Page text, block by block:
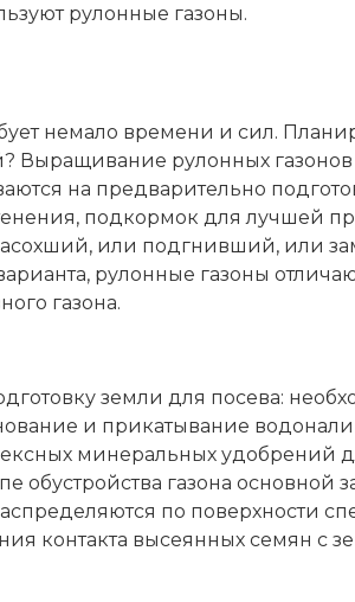
рулонные газоны.
немало времени и сил.
Выращивание рулонных
на предварительно
подкормок для лучшей
или подгнивший, или
рулонные газоны
газона.
земли для посева:
и прикатывание
минеральных удобрений
обустройства газона основной
по поверхности
контакта высеянных семян с